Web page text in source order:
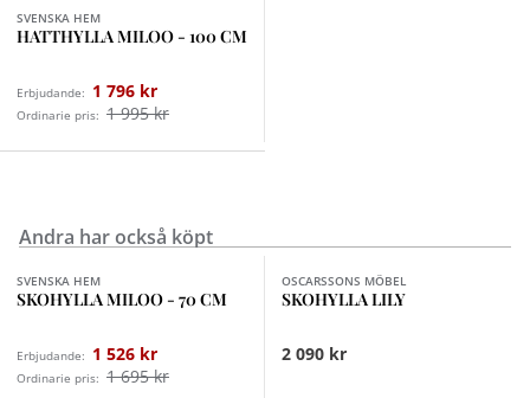
SVENSKA HEM
HATTHYLLA MILOO - 100 CM
Erbjudande: 1 796 kr
Ordinarie pris: 1 995 kr
Andra har också köpt
Finns i fler val (2)
SVENSKA HEM
SKOHYLLA MILOO - 70 CM
Erbjudande: 1 526 kr
Ordinarie pris: 1 695 kr
OSCARSSONS MÖBEL
SKOHYLLA LILY
2 090 kr